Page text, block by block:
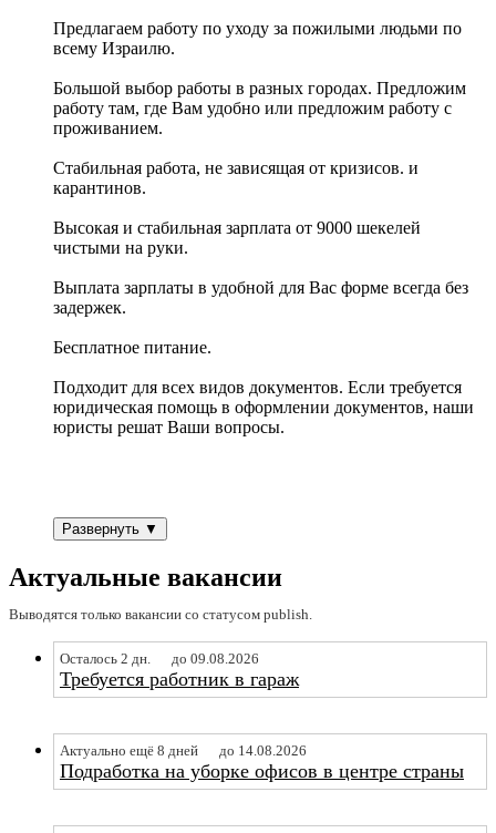
Предлагаем работу по уходу за пожилыми людьми по
всему Израилю.
Большой выбор работы в разных городах. Предложим
работу там, где Вам удобно или предложим работу с
проживанием.
Стабильная работа, не зависящая от кризисов. и
карантинов.
Высокая и стабильная зарплата от 9000 шекелей
чистыми на руки.
Выплата зарплаты в удобной для Вас форме всегда без
задержек.
Бесплатное питание.
Подходит для всех видов документов. Если требуется
юридическая помощь в оформлении документов, наши
юристы решат Ваши вопросы.
Развернуть ▼
Актуальные вакансии
Выводятся только вакансии со статусом publish.
Осталось 2 дн. до 09.08.2026
Требуется работник в гараж
Актуально ещё 8 дней до 14.08.2026
Подработка на уборке офисов в центре страны